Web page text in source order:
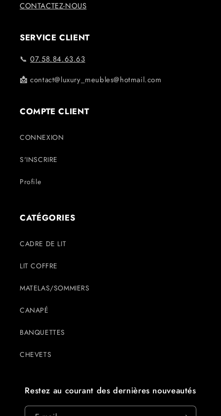
CONTACTEZ-NOUS
SERVICE CLIENT
📞07.58.84.63.63
📩contact@luxury_meubles@hotmail.com
COMPTE CLIENT
CONNEXION
S'INSCRIRE
Profile
CATÉGORIES
CADRE DE LIT
LIT COFFRE
MATELAS/SOMMIERS
CANAPÉ
BANQUETTES
CHEVETS
Restez au courant des dernières nouveautés